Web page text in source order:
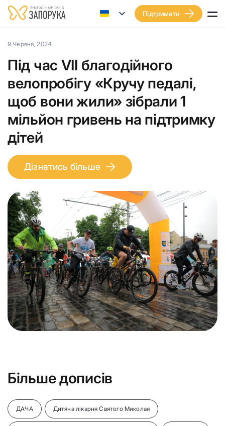
Підтримати
Під час VII благодійного
велопробігу «Кручу педалі,
щоб вони жили» зібрали 1
мільйон гривень на підтримку
дітей
9 Червня, 2024
Дізнатись більше
Більше дописів
ДАЧА Дитяча лікарня Святого Миколая